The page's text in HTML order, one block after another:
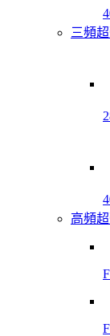
三頻
高頻